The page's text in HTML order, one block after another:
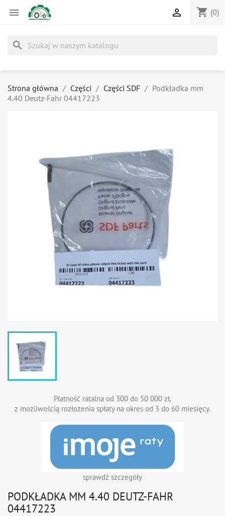
 shopping_cart (0)

search
Strona główna Części Części SDF
Podkładka mm
4.40 Deutz-Fahr 04417223
Płatność ratalna od 300 do 50 000 zł,
z możliwością rozłożenia spłaty na okres od 3 do 60 miesięcy.
sprawdź szczegóły
PODKŁADKA MM 4.40 DEUTZ-FAHR
04417223